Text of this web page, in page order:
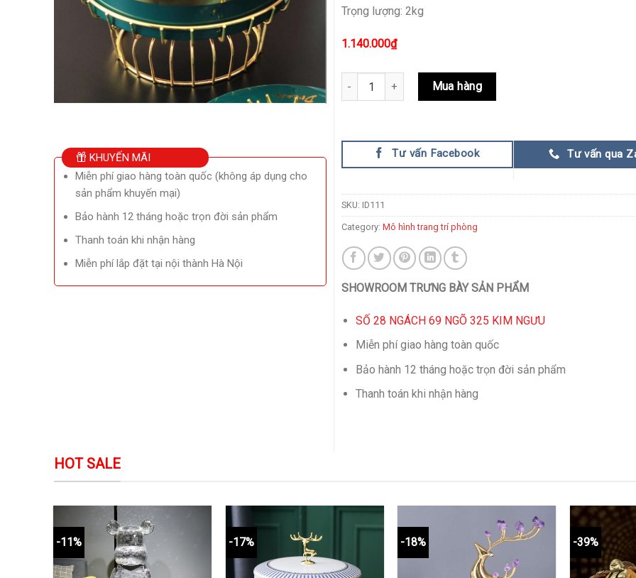
KHUYẾN MÃI
Miễn phí giao hàng toàn quốc (không áp dụng cho
sản phẩm khuyến mại)
Bảo hành 12 tháng hoặc trọn đời sản phẩm
Thanh toán khi nhận hàng
Miễn phí lắp đặt tại nội thành Hà Nội
Trọng lượng: 2kg
1.140.000₫
Khay Đựng Bánh Kẹo Gốm Sứ 4 Ngăn Decor Phong Khách
Mua hàng
Tư vấn Facebook Tư vấn qua
SKU: ID111
Category: Mô hình trang trí phòng
SHOWROOM TRƯNG BÀY SẢN PHẨM
SỐ 28 NGÁCH 69 NGÕ 325 KIM NGƯU
Miễn phí giao hàng toàn quốc
Bảo hành 12 tháng hoặc trọn đời sản phẩm
Thanh toán khi nhận hàng
HOT SALE
-11% -17% -18% -39%